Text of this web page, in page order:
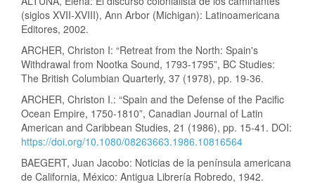
(siglos XVII-XVIII), Ann Arbor (Michigan): Latinoamericana
Editores, 2002.
ARCHER, Christon I: “Retreat from the North: Spain's
Withdrawal from Nootka Sound, 1793-1795”, BC Studies:
The British Columbian Quarterly, 37 (1978), pp. 19-36.
ARCHER, Christon I.: “Spain and the Defense of the Pacific
Ocean Empire, 1750-1810”, Canadian Journal of Latin
American and Caribbean Studies, 21 (1986), pp. 15-41. DOI:
https://doi.org/10.1080/08263663.1986.10816564
BAEGERT, Juan Jacobo: Noticias de la península americana
de California, México: Antigua Librería Robredo, 1942.